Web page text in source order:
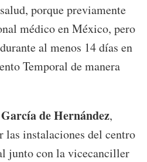
porque previamente
médico en México, pero
al menos 14 días en
Temporal de manera
de Hernández,
instalaciones del centro
junto con la vicecanciller